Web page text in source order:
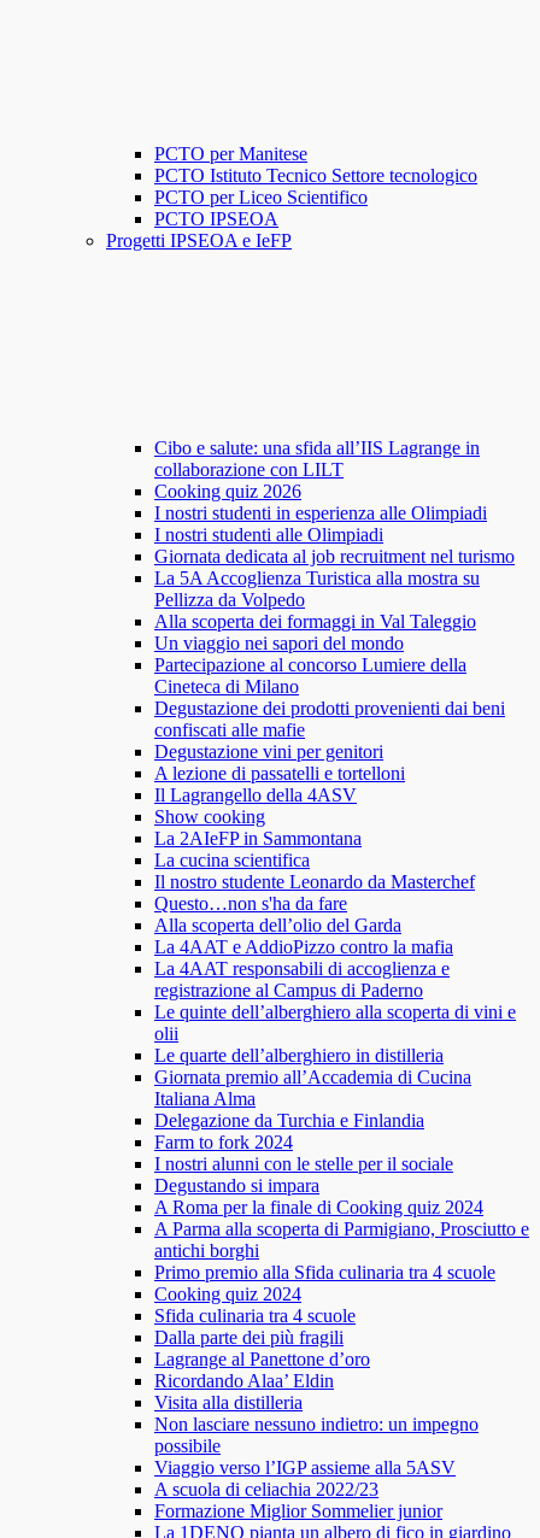
PCTO per Manitese
PCTO Istituto Tecnico Settore tecnologico
PCTO per Liceo Scientifico
PCTO IPSEOA
Progetti IPSEOA e IeFP
Cibo e salute: una sfida all’IIS Lagrange in
collaborazione con LILT
Cooking quiz 2026
I nostri studenti in esperienza alle Olimpiadi
I nostri studenti alle Olimpiadi
Giornata dedicata al job recruitment nel turismo
La 5A Accoglienza Turistica alla mostra su
Pellizza da Volpedo
Alla scoperta dei formaggi in Val Taleggio
Un viaggio nei sapori del mondo
Partecipazione al concorso Lumiere della
Cineteca di Milano
Degustazione dei prodotti provenienti dai beni
confiscati alle mafie
Degustazione vini per genitori
A lezione di passatelli e tortelloni
Il Lagrangello della 4ASV
Show cooking
La 2AIeFP in Sammontana
La cucina scientifica
Il nostro studente Leonardo da Masterchef
Questo…non s'ha da fare
Alla scoperta dell’olio del Garda
La 4AAT e AddioPizzo contro la mafia
La 4AAT responsabili di accoglienza e
registrazione al Campus di Paderno
Le quinte dell’alberghiero alla scoperta di vini e
olii
Le quarte dell’alberghiero in distilleria
Giornata premio all’Accademia di Cucina
Italiana Alma
Delegazione da Turchia e Finlandia
Farm to fork 2024
I nostri alunni con le stelle per il sociale
Degustando si impara
A Roma per la finale di Cooking quiz 2024
A Parma alla scoperta di Parmigiano, Prosciutto e
antichi borghi
Primo premio alla Sfida culinaria tra 4 scuole
Cooking quiz 2024
Sfida culinaria tra 4 scuole
Dalla parte dei più fragili
Lagrange al Panettone d’oro
Ricordando Alaa’ Eldin
Visita alla distilleria
Non lasciare nessuno indietro: un impegno
possibile
Viaggio verso l’IGP assieme alla 5ASV
A scuola di celiachia 2022/23
Formazione Miglior Sommelier junior
La 1DENO pianta un albero di fico in giardino